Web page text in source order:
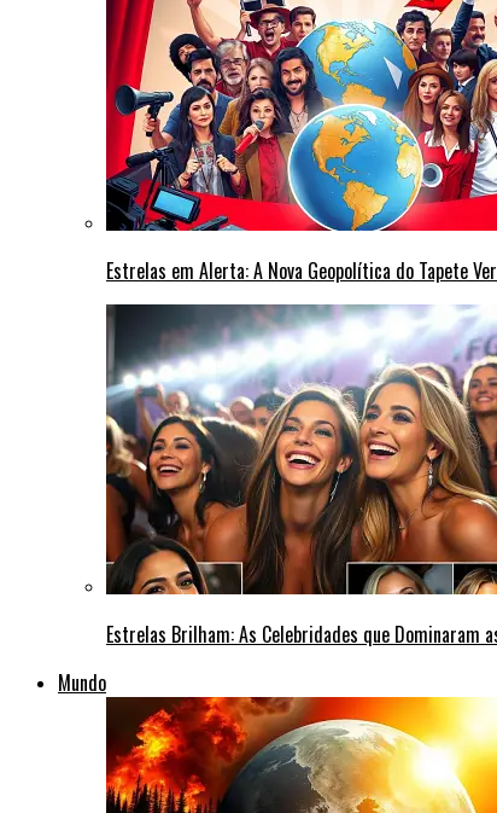
Estrelas em Alerta: A Nova Geopolítica do Tapete
Estrelas Brilham: As Celebridades que Dominaram
Mundo